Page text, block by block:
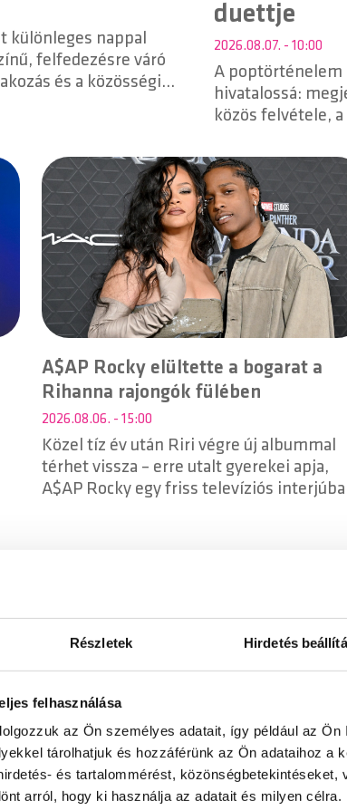
Részletek Hirdetés
felhasználása
az Ön személyes adatait, így például az
tárolhatjuk és hozzáférünk az Ön adataihoz a
és tartalommérést, közönségbetekintéseket,
arról, hogy ki használja az adatait és milyen célra.
különleges nappal
felfedezésre váró
és a közösségi
duettje
2026.08.07. - 10:00
A poptörténelem
hivatalossá:
közös felvétele,
A$AP Rocky elültette a bogarat a
Rihanna rajongók fülében
2026.08.06. - 15:00
Közel tíz év után Riri végre új albummal
térhet vissza – erre utalt gyerekei apja,
A$AP Rocky egy friss televíziós
DISCO*S HIT Rádió 1